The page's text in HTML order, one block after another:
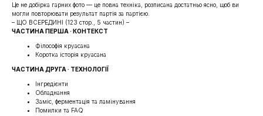
Це не добірка гарних фото — це повна техніка, розписана достатньо ясно, щоб ви
могли повторювати результат партія за партією.
– ЩО ВСЕРЕДИНІ (123 стор., 5 частин) –
ЧАСТИНА ПЕРША · КОНТЕКСТ
Філософія круасана
Коротка історія круасана
ЧАСТИНА ДРУГА · ТЕХНОЛОГІЇ
Інгредієнти
Обладнання
Заміс, ферментація та ламінування
Помилки та FAQ